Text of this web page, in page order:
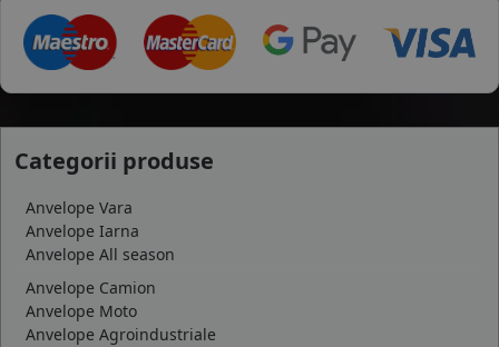
Categorii produse
Anvelope Vara
Anvelope Iarna
Anvelope All season
Anvelope Camion
Anvelope Moto
Anvelope Agroindustriale